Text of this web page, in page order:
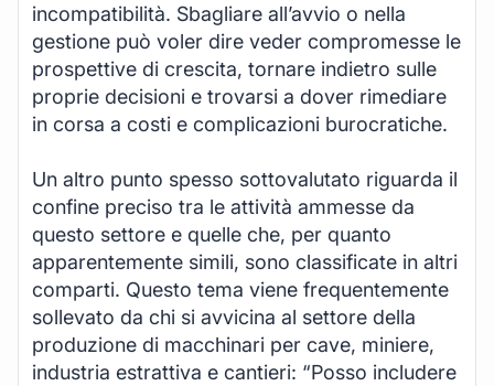
incompatibilità. Sbagliare all’avvio o nella
gestione può voler dire veder compromesse le
prospettive di crescita, tornare indietro sulle
proprie decisioni e trovarsi a dover rimediare
in corsa a costi e complicazioni burocratiche.
Un altro punto spesso sottovalutato riguarda il
confine preciso tra le attività ammesse da
questo settore e quelle che, per quanto
apparentemente simili, sono classificate in altri
comparti. Questo tema viene frequentemente
sollevato da chi si avvicina al settore della
produzione di macchinari per cave, miniere,
industria estrattiva e cantieri: “Posso includere